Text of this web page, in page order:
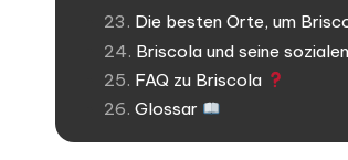
Die besten Orte, um
Briscola und seine
FAQ zu Briscola
Glossar